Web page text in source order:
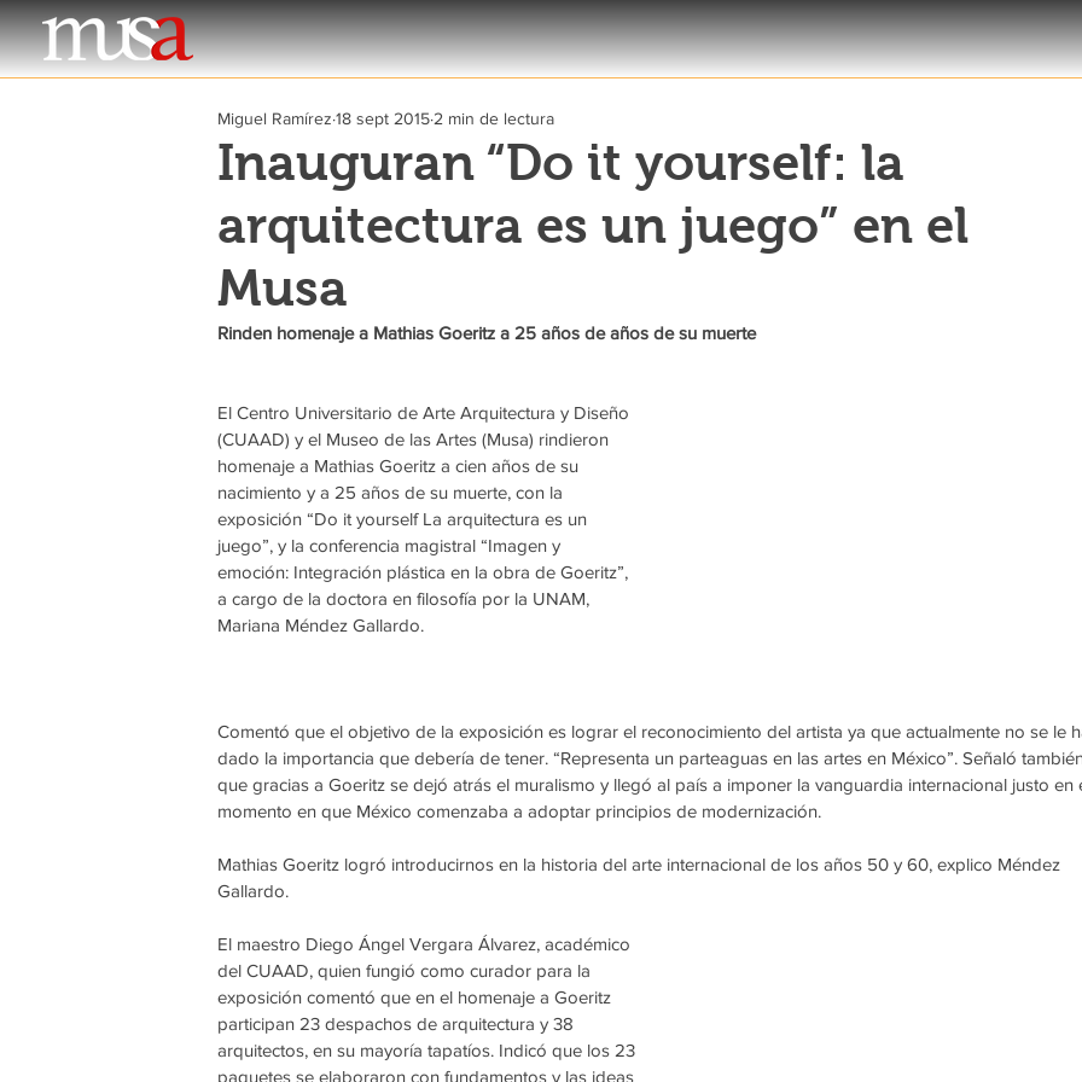
Inauguran “Do it yourself: la
arquitectura es un juego” en el
Musa
Miguel Ramírez 18 sept 2015 2 min de lectura
Rinden homenaje a Mathias Goeritz a 25 años de años de su muerte
El Centro Universitario de Arte Arquitectura y Diseño
(CUAAD) y el Museo de las Artes (Musa) rindieron
homenaje a Mathias Goeritz a cien años de su
nacimiento y a 25 años de su muerte, con la
exposición “Do it yourself La arquitectura es un
juego”, y la conferencia magistral “Imagen y
emoción: Integración plástica en la obra de Goeritz”,
a cargo de la doctora en filosofía por la UNAM,
Mariana Méndez Gallardo.
Comentó que el objetivo de la exposición es lograr el reconocimiento del artista ya que actualmente no se le
dado la importancia que debería de tener. “Representa un parteaguas en las artes en México”. Señaló
que gracias a Goeritz se dejó atrás el muralismo y llegó al país a imponer la vanguardia internacional justo en
momento en que México comenzaba a adoptar principios de modernización.
Mathias Goeritz logró introducirnos en la historia del arte internacional de los años 50 y 60, explico Méndez
Gallardo.
El maestro Diego Ángel Vergara Álvarez, académico
del CUAAD, quien fungió como curador para la
exposición comentó que en el homenaje a Goeritz
participan 23 despachos de arquitectura y 38
arquitectos, en su mayoría tapatíos. Indicó que los 23
paquetes se elaboraron con fundamentos y las ideas